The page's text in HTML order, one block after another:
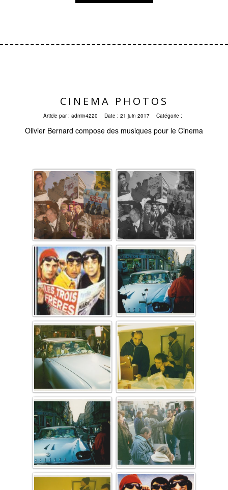
CINEMA PHOTOS
Article par : admin4220 Date : 21 juin 2017 Catégorie :
Olivier Bernard compose des musiques pour le Cinema